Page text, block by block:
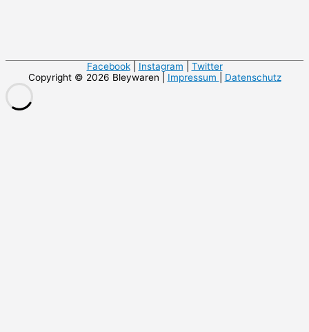
Facebook| Instagram
Twitter
Copyright © 2026 Bleywaren | Impressum Datenschutz